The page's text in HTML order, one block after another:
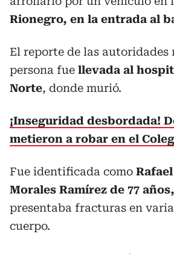
Rionegro, en la entrada al
El reporte de las autoridades
persona fue llevada al
Norte, donde murió.
¡Inseguridad desbordada!
metieron a robar en el
Fue identificada como
Morales Ramírez de 77 años,
presentaba fracturas en
cuerpo.